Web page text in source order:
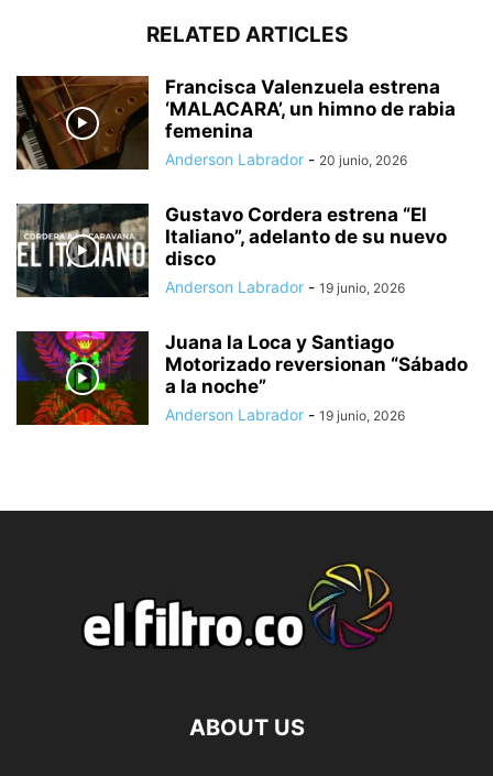
RELATED ARTICLES
Francisca Valenzuela estrena
‘MALACARA’, un himno de rabia
femenina
Anderson Labrador - 20 junio, 2026
Gustavo Cordera estrena “El
Italiano”, adelanto de su nuevo
disco
Anderson Labrador - 19 junio, 2026
Juana la Loca y Santiago
Motorizado reversionan “Sábado
a la noche”
Anderson Labrador - 19 junio, 2026
ABOUT US